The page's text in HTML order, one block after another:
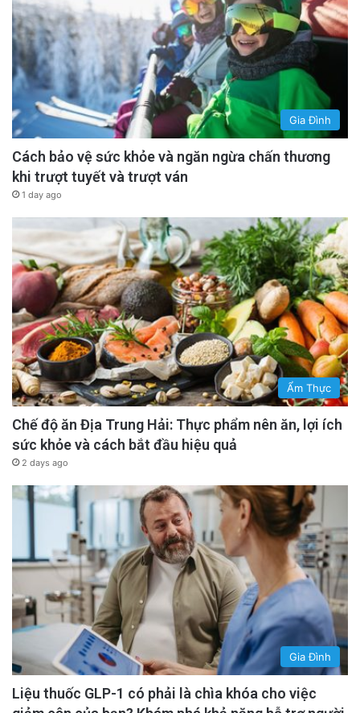
Gia Đình
Cách bảo vệ sức khỏe và ngăn ngừa chấn thương
khi trượt tuyết và trượt ván
1 day ago
Ẩm Thực
Chế độ ăn Địa Trung Hải: Thực phẩm nên ăn, lợi ích
sức khỏe và cách bắt đầu hiệu quả
2 days ago
Gia Đình
Liệu thuốc GLP-1 có phải là chìa khóa cho việc